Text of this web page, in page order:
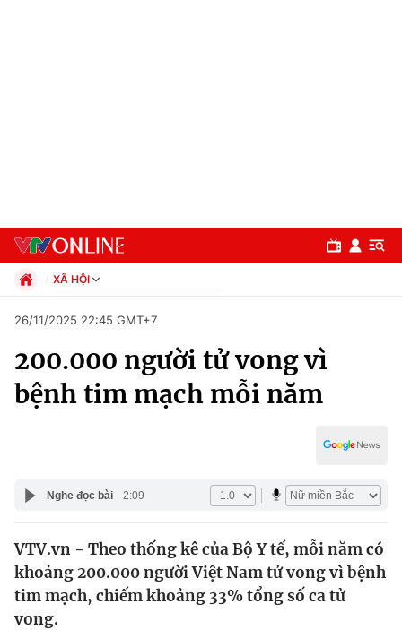
Chuyên mục
Chính trị
Y tế
Thế giới
XÃ HỘI
Xã hội
Pháp luật
Thể thao
Đời sống
Giáo dục
26/11/2025 22:45 GMT+7
200.000 người tử vong vì
bệnh tim mạch mỗi năm
Nghe đọc bài 2:09
VTV.vn - Theo thống kê của Bộ Y tế, mỗi năm có
khoảng 200.000 người Việt Nam tử vong vì bệnh
tim mạch, chiếm khoảng 33% tổng số ca tử
vong.